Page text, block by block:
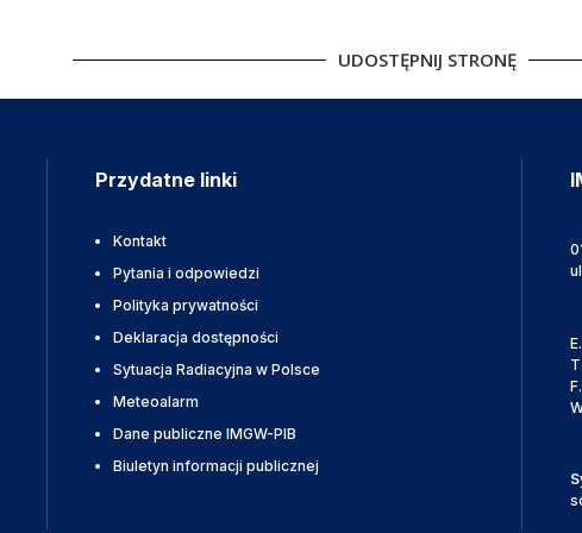
UDOSTĘPNIJ STRONĘ
Przydatne linki
Kontakt
Pytania i odpowiedzi
Polityka prywatności
Deklaracja dostępności
Sytuacja Radiacyjna w Polsce
Meteoalarm
Dane publiczne IMGW-PIB
Biuletyn informacji publicznej
E.
T.
F.